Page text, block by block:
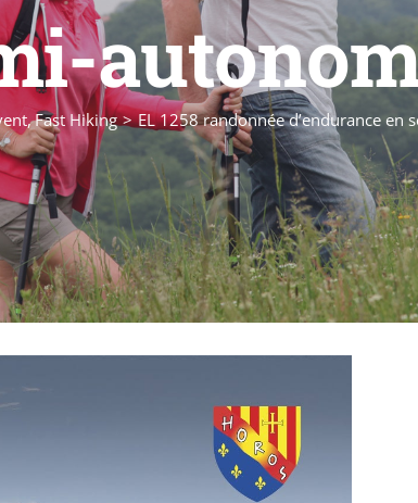
Fast Hiking EL 1258 randonnée d’endurance en